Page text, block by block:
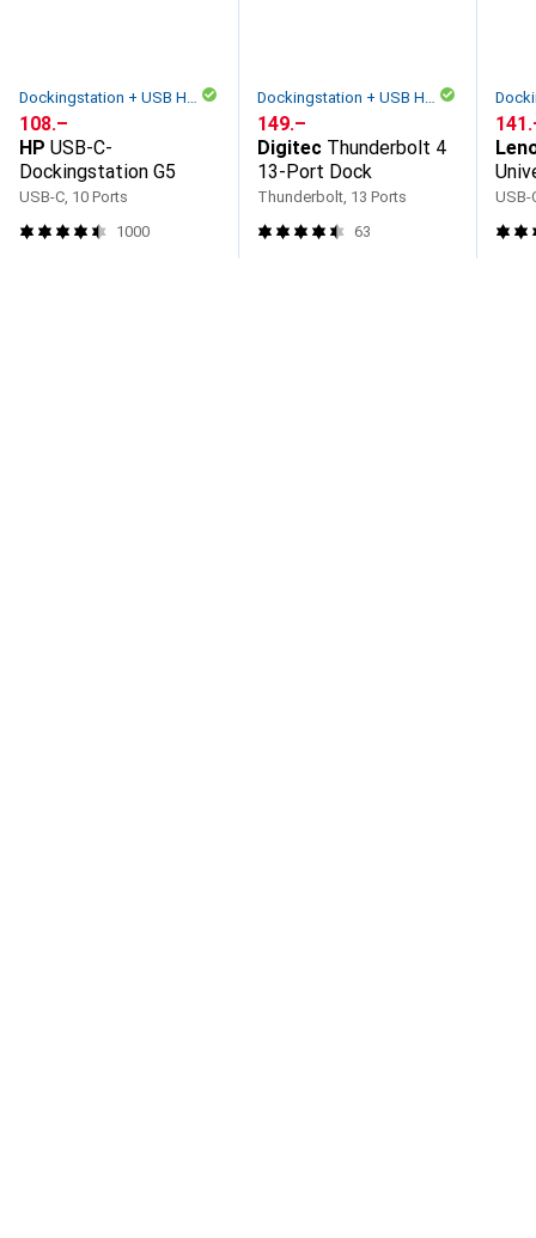
Dockingstation + USB Hub
CHF
108.–
HP USB-C-
Dockingstation G5
USB-C, 10 Ports
1000
Dockingstation + USB Hub
CHF
149.–
Digitec Thunderbolt 4
13-Port Dock
Thunderbolt, 13 Ports
63
CHF
USB-